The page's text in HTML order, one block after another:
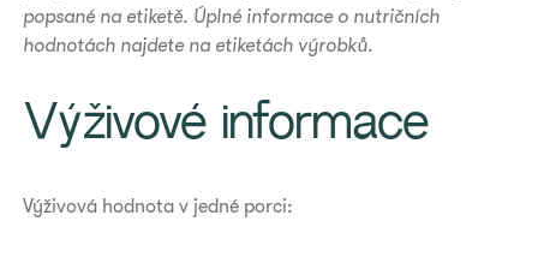
popsané na etiketě. Úplné informace o nutričních
hodnotách najdete na etiketách výrobků.
​Výživové informace
Výživová hodnota v jedné porci: